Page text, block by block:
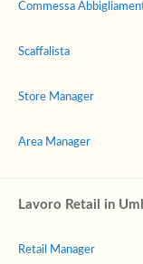
Commessa
Scaffalista
Store Manager
Area Manager
Lavoro Retail in
Retail Manager